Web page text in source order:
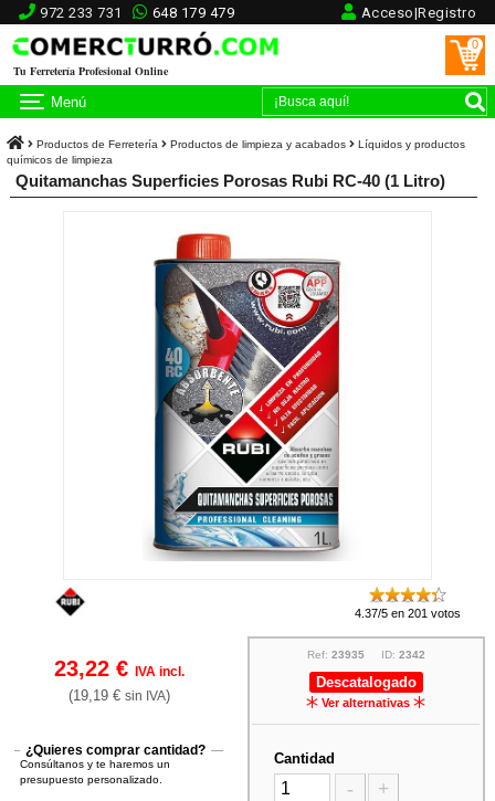
972 233 731 648 179 479 Acceso|Registro
Tu Ferretería Profesional Online
0
Menú
Productos de Ferretería Productos de limpieza y acabados
Líquidos y productos
químicos de limpieza
Quitamanchas Superficies Porosas Rubi RC-40 (1 Litro)
4.37/5 en 201 votos
23,22 € IVA incl.
(19,19 € sin IVA)
¿Quieres comprar cantidad?
Consúltanos y te haremos un
presupuesto personalizado.
Ref: 23935 ID: 2342
Descatalogado
Ver alternativas
Cantidad
- +